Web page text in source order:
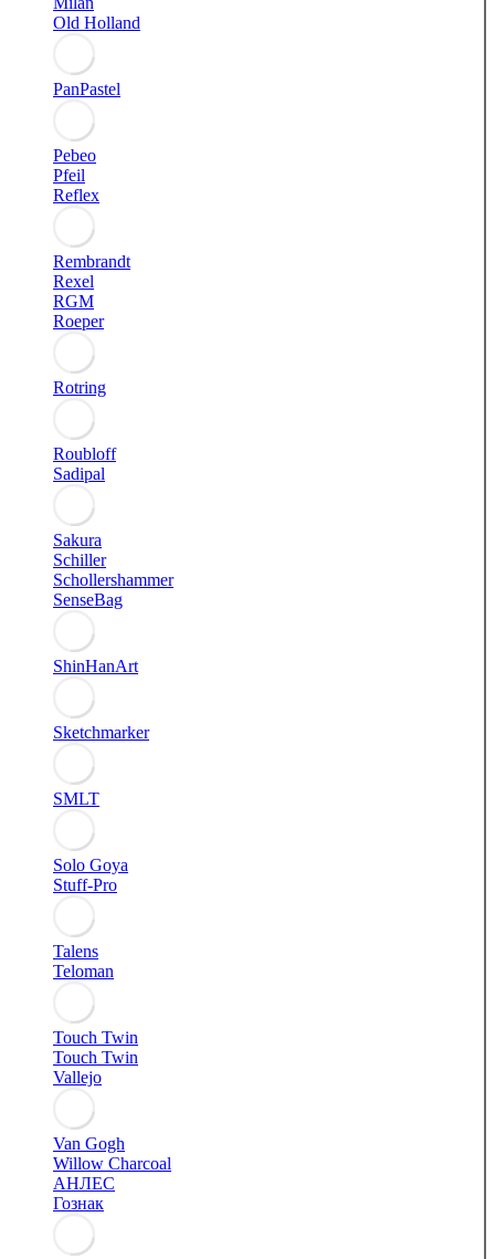
Old Holland
PanPastel
Pebeo
Pfeil
Reflex
Rembrandt
Rexel
RGM
Roeper
Rotring
Roubloff
Sadipal
Sakura
Schiller
Schollershammer
SenseBag
ShinHanArt
Sketchmarker
SMLT
Solo Goya
Stuff-Pro
Talens
Teloman
Touch Twin
Touch Twin
Vallejo
Van Gogh
Willow Charcoal
АНЛЕС
Гознак